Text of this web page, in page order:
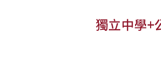
英國>
獨立中學+